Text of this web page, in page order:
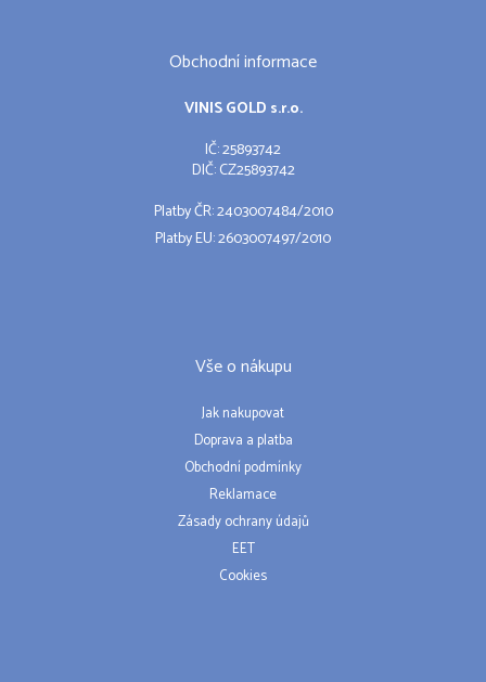
Obchodní informace
VINIS GOLD s.r.o.
IČ: 25893742
DIČ: CZ25893742
Platby ČR: 2403007484/2010
Platby EU: 2603007497/2010
Vše o nákupu
Jak nakupovat
Doprava a platba
Obchodní podmínky
Reklamace
Zásady ochrany údajů
EET
Cookies